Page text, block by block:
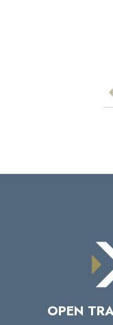
OPEN